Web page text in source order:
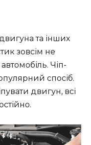
та інших
зовсім не
Чіп-
спосіб.
двигун, всі